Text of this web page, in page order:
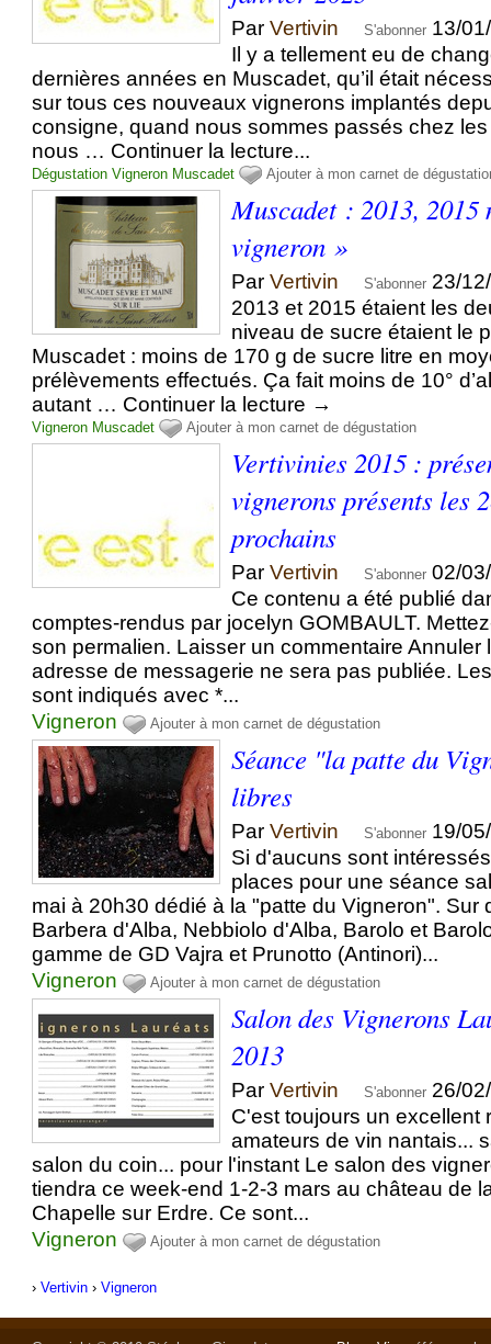
ParVertivin S'abonner 13/
Il y a tellement eu de
dernières années en Muscadet, qu’il était
sur tous ces nouveaux vignerons implantés
consigne, quand nous sommes passés chez
nous … Continuer la lecture...
Dégustation Vigneron Muscadet Ajouter à mon carnet de
Muscadet : 2013,
vigneron »
ParVertivin S'abonner 23/
2013 et 2015 étaient les
niveau de sucre étaient le
Muscadet : moins de 170 g de sucre litre en
prélèvements effectués. Ça fait moins de 10°
autant … Continuer la lecture →
Vigneron Muscadet Ajouter à mon carnet de dégustation
Vertivinies 2015 :
vignerons présents les
prochains
ParVertivin S'abonner 02/
Ce contenu a été publié
comptes-rendus par jocelyn GOMBAULT.
son permalien. Laisser un commentaire Annuler
adresse de messagerie ne sera pas publiée.
sont indiqués avec *...
Vigneron
Ajouter à mon carnet de dégustation
Séance "la patte du
libres
ParVertivin S'abonner 19/
Si d'aucuns sont
places pour une séance
mai à 20h30 dédié à la "patte du Vigneron". Sur
Barbera d'Alba, Nebbiolo d'Alba, Barolo et
gamme de GD Vajra et Prunotto (Antinori)...
Vigneron
Ajouter à mon carnet de dégustation
Salon des Vignerons
2013
ParVertivin S'abonner 26/
C'est toujours un excellent
amateurs de vin nantais...
salon du coin... pour l'instant Le salon des
tiendra ce week-end 1-2-3 mars au château de
Chapelle sur Erdre. Ce sont...
Vigneron
Ajouter à mon carnet de dégustation
›Vertivin ›Vigneron